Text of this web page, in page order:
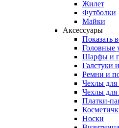
Жилет
Футболки
Майки
Аксессуары
Показать
Головные
Шарфы и
Галстуки
Ремни и
Чехлы для
Чехлы для
Платки-
Носки